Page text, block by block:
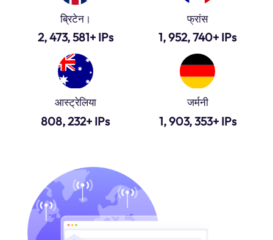
ब्रिटेन।
2, 473, 581+ IPs
फ्रांस
1, 952, 740+ IPs
आस्ट्रेलिया
808, 232+ IPs
जर्मनी
1, 903, 353+ IPs